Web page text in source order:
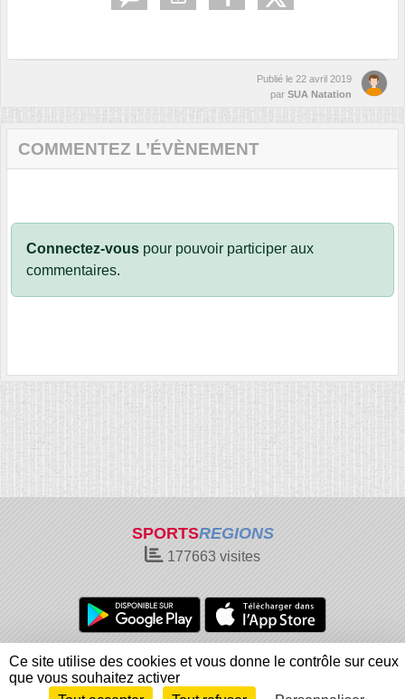
Publié le 22 avril 2019
par SUA Natation
COMMENTEZ L’ÉVÈNEMENT
Connectez-vous pour pouvoir participer aux
commentaires.
SPORTSREGIONS
177663 visites
Charte cookies
Gestion des cookies
Informations légales
Signaler un contenu inapproprié
Ce site utilise des cookies et vous donne le contrôle sur ceux
que vous souhaitez activer